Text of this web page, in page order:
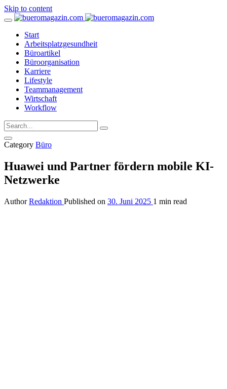
Skip to content
Start
Arbeitsplatzgesundheit
Büroartikel
Büroorganisation
Karriere
Lifestyle
Teammanagement
Wirtschaft
Workflow
Category Büro
Huawei und Partner fördern mobile KI-
Netzwerke
Author Redaktion Published on 30. Juni 2025 1 min read